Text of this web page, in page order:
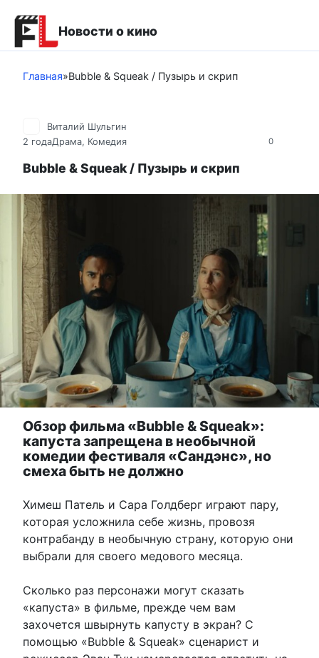
контенту
Новости о кино
Главная»Bubble & Squeak / Пузырь и скрип
0
Виталий Шульгин
2 годаДрама, Комедия
Bubble & Squeak / Пузырь и скрип
Обзор фильма «Bubble & Squeak»:
капуста запрещена в необычной
комедии фестиваля «Сандэнс», но
смеха быть не должно
Химеш Патель и Сара Голдберг играют пару,
которая усложнила себе жизнь, провозя
контрабанду в необычную страну, которую они
выбрали для своего медового месяца.
Сколько раз персонажи могут сказать
«капуста» в фильме, прежде чем вам
захочется швырнуть капусту в экран? С
помощью «Bubble & Squeak» сценарист и